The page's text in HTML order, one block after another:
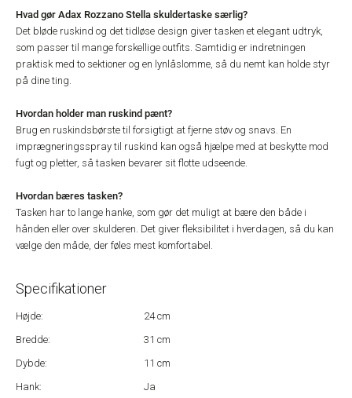
Hvad gør Adax Rozzano Stella skuldertaske særlig?
Det bløde ruskind og det tidløse design giver tasken et elegant udtryk,
som passer til mange forskellige outfits. Samtidig er indretningen
praktisk med to sektioner og en lynlåslomme, så du nemt kan holde styr
på dine ting.
Hvordan holder man ruskind pænt?
Brug en ruskindsbørste til forsigtigt at fjerne støv og snavs. En
imprægneringsspray til ruskind kan også hjælpe med at beskytte mod
fugt og pletter, så tasken bevarer sit flotte udseende.
Hvordan bæres tasken?
Tasken har to lange hanke, som gør det muligt at bære den både i
hånden eller over skulderen. Det giver fleksibilitet i hverdagen, så du kan
vælge den måde, der føles mest komfortabel.
Specifikationer
Højde:
24 cm
Bredde:
31 cm
Dybde:
11 cm
Hank:
Ja